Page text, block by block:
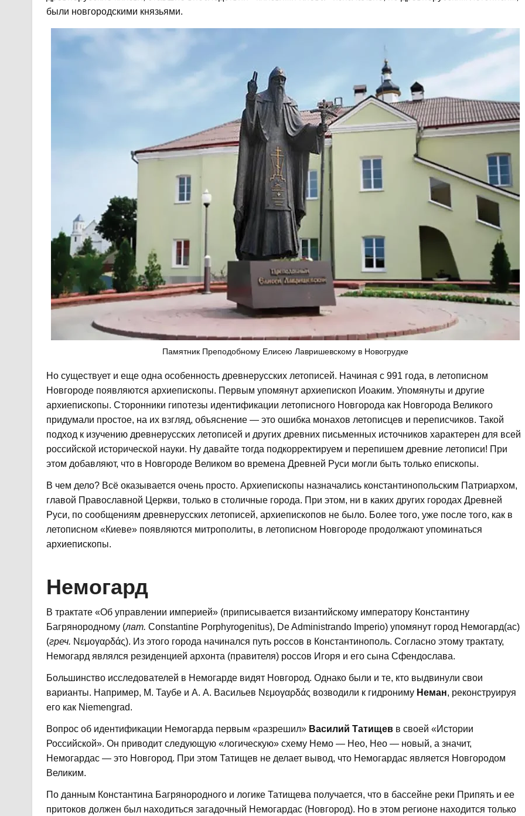
были новгородскими князьями.
Памятник Преподобному Елисею Лавришевскому в Новогрудке
Но существует и еще одна особенность древнерусских летописей. Начиная с 991 года, в летописном
Новгороде появляются архиепископы. Первым упомянут архиепископ Иоаким. Упомянуты и другие
архиепископы. Сторонники гипотезы идентификации летописного Новгорода как Новгорода Великого
придумали простое, на их взгляд, объяснение — это ошибка монахов летописцев и переписчиков. Такой
подход к изучению древнерусских летописей и других древних письменных источников характерен для всей
российской исторической науки. Ну давайте тогда подкорректируем и перепишем древние летописи! При
этом добавляют, что в Новгороде Великом во времена Древней Руси могли быть только епископы.
В чем дело? Всё оказывается очень просто. Архиепископы назначались константинопольским Патриархом,
главой Православной Церкви, только в столичные города. При этом, ни в каких других городах Древней
Руси, по сообщениям древнерусских летописей, архиепископов не было. Более того, уже после того, как в
летописном «Киеве» появляются митрополиты, в летописном Новгороде продолжают упоминаться
архиепископы.
Немогард
В трактате «Об управлении империей» (приписывается византийскому императору Константину
Багрянородному (лат. Constantine Porphyrogenitus), De Administrando Imperio) упомянут город Немогард(ас)
(греч. Νεμογαρδάς). Из этого города начинался путь россов в Константинополь. Согласно этому трактату,
Немогард являлся резиденцией архонта (правителя) россов Игоря и его сына Сфендослава.
Большинство исследователей в Немогарде видят Новгород. Однако были и те, кто выдвинули свои
варианты. Например, М. Таубе и А. А. Васильев Νεμογαρδάς возводили к гидрониму Неман, реконструируя
его как Niemengrad.
Вопрос об идентификации Немогарда первым «разрешил» Василий Татищевв своей «Истории
Российской». Он приводит следующую «логическую» схему Немо — Нео, Нео — новый, а значит,
Немогардас — это Новгород. При этом Татищев не делает вывод, что Немогардас является Новгородом
Великим.
По данным Константина Багрянородного и логике Татищева получается, что в бассейне реки Припять и ее
притоков должен был находиться загадочный Немогардас (Новгород). Но в этом регионе находится только